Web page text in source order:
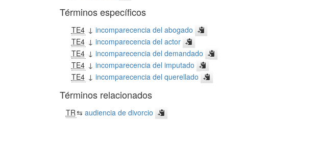
Términos específicos
TE4 ↓ incomparecencia del abogado
TE4 ↓ incomparecencia del actor
TE4 ↓ incomparecencia del demandado
TE4 ↓ incomparecencia del imputado
TE4 ↓ incomparecencia del querellado
Términos relacionados
TR⇆ audiencia de divorcio